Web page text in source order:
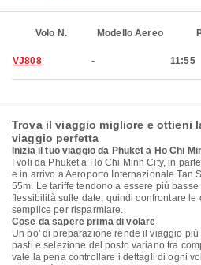
Volo N. Modello Aereo
VJ808 - 11:55
Trova il viaggio migliore e ottieni
viaggio perfetta
Inizia il tuo viaggio da Phuket a Ho Chi
I voli da Phuket a Ho Chi Minh City, in
e in arrivo a Aeroporto Internazionale Tan
55m. Le tariffe tendono a essere più
flessibilità sulle date, quindi confrontare le
semplice per risparmiare.
Cose da sapere prima di volare
Un po' di preparazione rende il viaggio
pasti e selezione del posto variano tra
vale la pena controllare i dettagli di ogni